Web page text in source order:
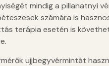
mindig a pillanatnyi
számára is
terápia esetén is
ujjbegyvérmintát